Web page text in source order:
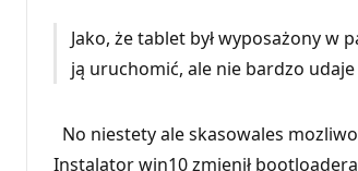
Jako, że tablet był wyposażony
ją uruchomić, ale nie bardzo
No niestety ale skasowales
Instalator win10 zmienił